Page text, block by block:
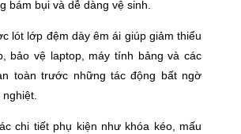
bám bụi và dễ dàng vệ sinh.
lót lớp đệm dày êm ái giúp giảm thiểu
bảo vệ laptop, máy tính bảng và các
toàn trước những tác động bất ngờ
nghiệt.
chi tiết phụ kiện như khóa kéo, mấu